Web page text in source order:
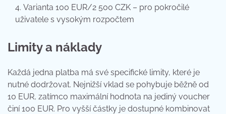
Varianta 100 EUR/2 500 CZK – pro pokročilé
uživatele s vysokým rozpočtem
Limity a náklady
Každá jedna platba má své specifické limity, které je
nutné dodržovat. Nejnižší vklad se pohybuje běžně od
10 EUR, zatímco maximální hodnota na jediný voucher
činí 100 EUR. Pro vyšší částky je dostupné kombinovat